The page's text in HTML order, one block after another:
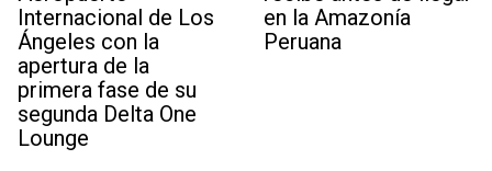
Internacional de Los
Ángeles con la
apertura de la
primera fase de su
segunda Delta One
Lounge
en la Amazonía
Peruana